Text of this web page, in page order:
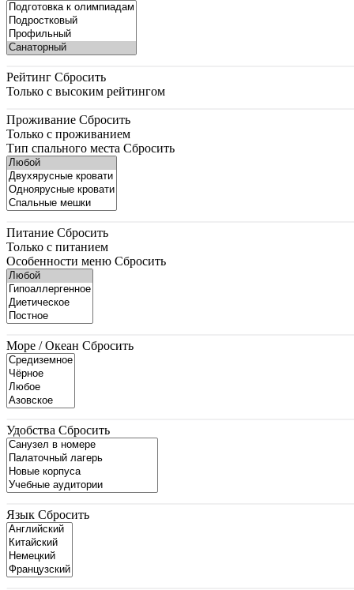
Рейтинг Сбросить
Только с высоким рейтингом
Проживание Сбросить
Только с проживанием
Тип спального места Сбросить
Питание Сбросить
Только с питанием
Особенности меню Сбросить
Море / Океан Сбросить
Удобства Сбросить
Язык Сбросить